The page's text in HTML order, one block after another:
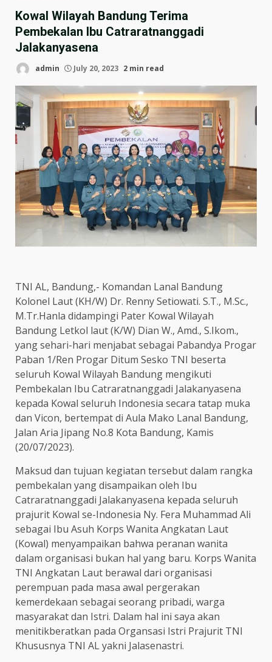
Kowal Wilayah Bandung Terima
Pembekalan Ibu Catraratnanggadi
Jalakanyasena
admin July 20, 2023 2 min read
TNI AL, Bandung,- Komandan Lanal Bandung
Kolonel Laut (KH/W) Dr. Renny Setiowati. S.T., M.Sc.,
M.Tr.Hanla didampingi Pater Kowal Wilayah
Bandung Letkol laut (K/W) Dian W., Amd., S.Ikom.,
yang sehari-hari menjabat sebagai Pabandya Progar
Paban 1/Ren Progar Ditum Sesko TNI beserta
seluruh Kowal Wilayah Bandung mengikuti
Pembekalan Ibu Catraratnanggadi Jalakanyasena
kepada Kowal seluruh Indonesia secara tatap muka
dan Vicon, bertempat di Aula Mako Lanal Bandung,
Jalan Aria Jipang No.8 Kota Bandung, Kamis
(20/07/2023).
Maksud dan tujuan kegiatan tersebut dalam rangka
pembekalan yang disampaikan oleh Ibu
Catraratnanggadi Jalakanyasena kepada seluruh
prajurit Kowal se-Indonesia Ny. Fera Muhammad Ali
sebagai Ibu Asuh Korps Wanita Angkatan Laut
(Kowal) menyampaikan bahwa peranan wanita
dalam organisasi bukan hal yang baru. Korps Wanita
TNI Angkatan Laut berawal dari organisasi
perempuan pada masa awal pergerakan
kemerdekaan sebagai seorang pribadi, warga
masyarakat dan Istri. Dalam hal ini saya akan
menitikberatkan pada Organsasi Istri Prajurit TNI
Khususnya TNI AL yakni Jalasenastri.